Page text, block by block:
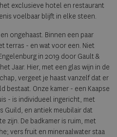
exclusieve hotel en restaurant
voelbaar blijft in elke steen.
ongehaast. Binnen een paar
terras - en wat voor een. Niet
in 2019 door Gault &
Jaar. Hier, met een glas wijn in de
vergeet je haast vanzelf dat er
bestaat. Onze kamer - een Kaapse
- is individueel ingericht, met
Guild, en antiek meubilair dat
zijn. De badkamer is ruim, met
vers fruit en mineraalwater staa